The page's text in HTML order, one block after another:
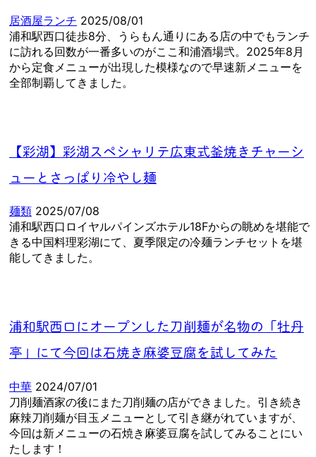
居酒屋ランチ 2025/08/01
浦和駅西口徒歩8分、うらもん通りにある店の中でもランチ
に訪れる回数が一番多いのがここ和浦酒場弐。2025年8月
から定食メニューが出現した模様なので早速新メニューを
全部制覇してきました。
【彩湖】彩湖スペシャリテ広東式釜焼きチャーシ
ューとさっぱり冷やし麺
麺類 2025/07/08
浦和駅西口ロイヤルパインズホテル18Fからの眺めを堪能で
きる中国料理彩湖にて、夏季限定の冷麺ランチセットを堪
能してきました。
浦和駅西口にオープンした刀削麺が名物の「牡丹
亭」にて今回は石焼き麻婆豆腐を試してみた
中華 2024/07/01
刀削麺酒家の後にまた刀削麺の店ができました。引き続き
麻辣刀削麺が目玉メニューとして引き継がれていますが、
今回は新メニューの石焼き麻婆豆腐を試してみることにい
たします！